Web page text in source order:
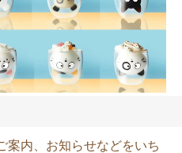
案内、お知らせなどをいち